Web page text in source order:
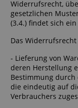
Widerrufsrecht,
gesetzlichen
(3.4.) findet sich
Das
- Lieferung von
deren Herstellung
Bestimmung
die eindeutig auf
Verbrauchers